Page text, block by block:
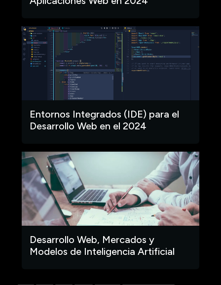
Entornos Integrados (IDE) para el
Desarrollo Web en el 2024
Desarrollo Web, Mercados y
Modelos de Inteligencia Artificial